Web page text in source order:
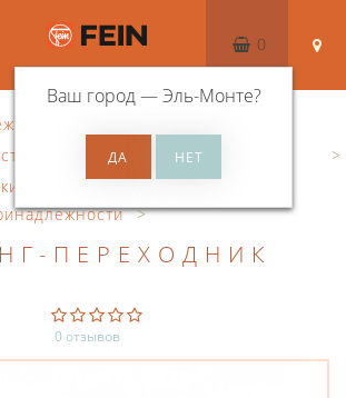
Ваш город —Эль-Монте?
0
для пылесосов для сухой и
ПЕРЕХОДНИК
0 отзывов